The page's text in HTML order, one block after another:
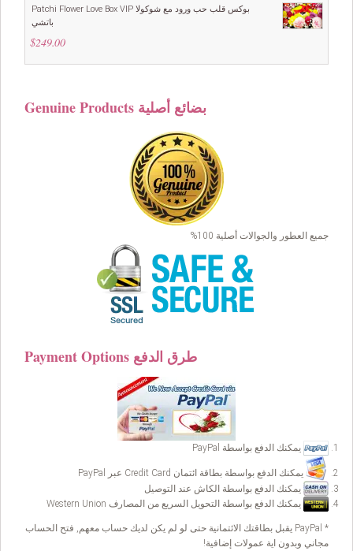
Patchi Flower Love Box VIP بوكس قلب حب ورود مع شوكولا
باتشي
$249.00
Genuine Products بضائع أصلية
جميع العطور والجوالات أصلية 100%
Payment Options طرق الدفع
يمكنك الدفع بواسطة PayPal
يمكنك الدفع بواسطة بطاقة ائتمان Credit Card عبر PayPal
يمكنك الدفع بواسطة الكاش عند التوصيل
يمكنك الدفع بواسطة التحويل السريع من المصارف Western Union
* PayPal يقبل بطاقتك الائتمانية حتى لو لم يكن لديك حساب معهم, فتح الحساب
مجاني وبدون اية عمولات إضافية!